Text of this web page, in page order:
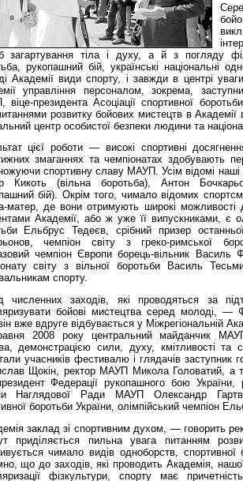
загартування тіла і духу, а й з погляду
рукопашний бій, українські національні
Академії види спорту, і завжди в центрі
управління персоналом, зокрема,
віце-президента Асоціації спортивної
розвитку бойових мистецтв в
центр особистої безпеки людини та
цієї роботи — високі спортивні
змаганнях та чемпіонатах здобувають
спортивну славу МАУП. Усім відомі
Кикоть (вільна боротьба), Антон
бій). Окрім того, чимало відомих
матер, де вони отримують широкі можливості
Академії, або ж уже її випускниками, є
Ельбрус Тедеєв, срібний призер
чемпіон світу з греко-римської
чемпіон Європи борець-вільник Василь
світу з вільної боротьби Василь
спорту.
численних заходів, які проводяться за
бойові мистецтва серед молоді, —
вже вдруге відбувається у Міжрегіональній
2008 року центральний майданчик
демонстрацією сили, духу, кмітливості та
учасників фестивалю і глядачів
Щокін, ректор МАУП Микола Головатий, а
Федерації рукопашного бою
Наглядової Ради МАУП Олександр
боротьби України, олімпійський чемпіон
заклад зі спортивним духом, — говорить
приділяється пильна увага питанням
чимало видів одноборств, спортивної
що до заходів, які проводить Академія,
фізкультури, спорту має